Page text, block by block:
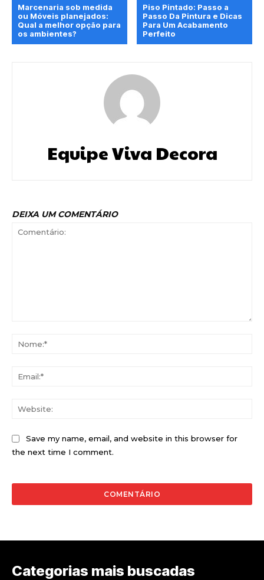
Marcenaria sob medida
ou Móveis planejados:
Qual a melhor opção para
os ambientes?
Piso Pintado: Passo a
Passo Da Pintura e Dicas
Para Um Acabamento
Perfeito
Equipe Viva Decora
DEIXA UM COMENTÁRIO
Save my name, email, and website in this browser for
the next time I comment.
Categorias mais buscadas